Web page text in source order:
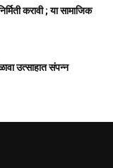
करावी ; या सामाजिक
उत्साहात संपन्न